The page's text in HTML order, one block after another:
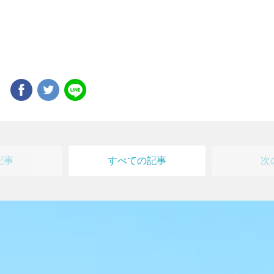
事 すべての記事 次